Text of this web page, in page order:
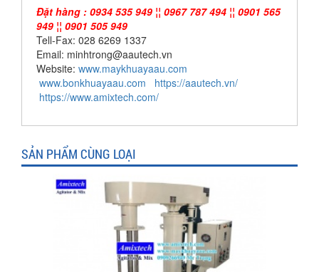
Đặt hàng : 0934 535 949 ¦¦ 0967 787 494 ¦¦ 0901 565
949 ¦¦ 0901 505 949
Tell-Fax: 028 6269 1337
Email: minhtrong@aautech.vn
Website: www.maykhuayaau.com
www.bonkhuayaau.com
https://aautech.vn/
https://www.amixtech.com/
SẢN PHẨM CÙNG LOẠI